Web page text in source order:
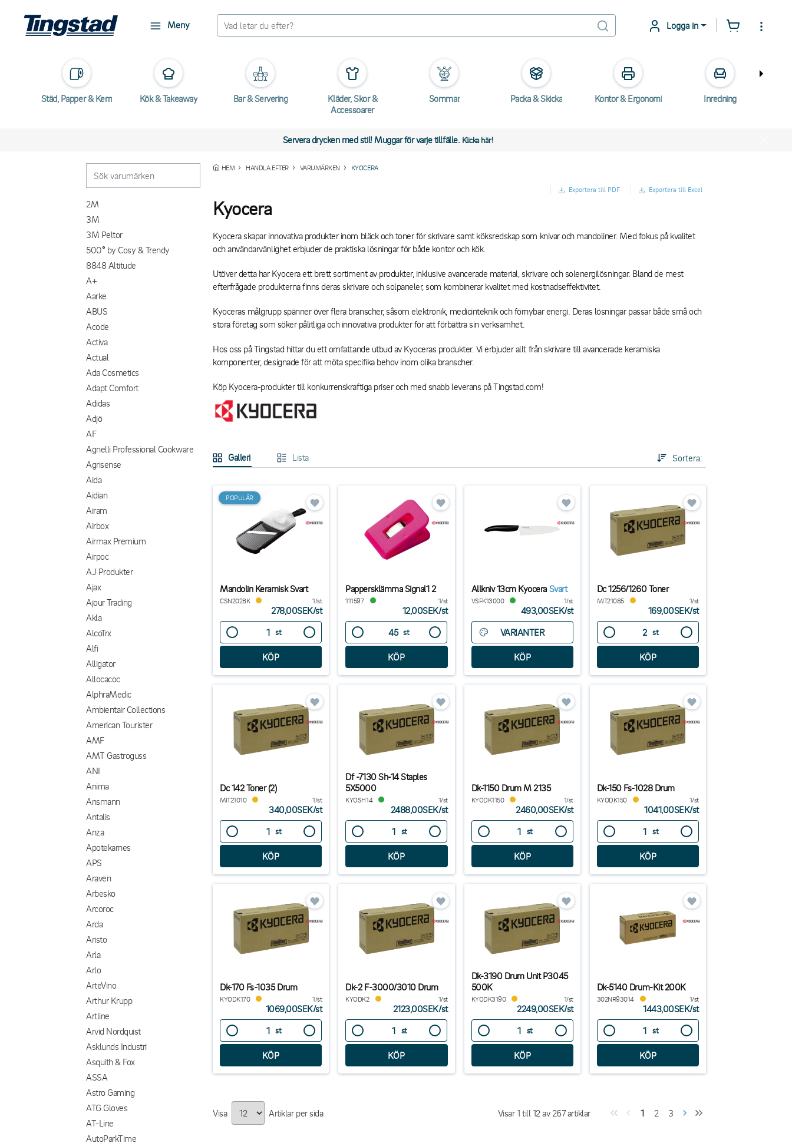
Meny Logga in
Städ, Papper & Kem Kök & Takeaway Bar & Servering
Kläder, Skor &
Accessoarer
Sommar Packa & Skicka Kontor & Ergonomi Inredning
Servera drycken med stil! Muggar för varje tillfälle. Klicka här!
2M
3M
3M Peltor
500° by Cosy & Trendy
8848 Altitude
A+
Aarke
ABUS
Acode
Activa
Actual
Ada Cosmetics
Adapt Comfort
Adidas
Adjö
AF
Agnelli Professional Cookware
Agrisense
Aida
Aidian
Airam
Airbox
Airmax Premium
Airpoc
AJ Produkter
Ajax
Ajour Trading
Akla
AlcoTrx
Alfi
Alligator
Allocacoc
AlphraMedic
Ambientair Collections
American Tourister
AMF
AMT Gastroguss
ANI
Anima
Ansmann
Antalis
Anza
Apotekarnes
APS
Araven
Arbesko
Arcoroc
Arda
Aristo
Arla
Arlo
ArteVino
Arthur Krupp
Artline
Arvid Nordquist
Asklunds Industri
Asquith & Fox
ASSA
Astro Gaming
ATG Gloves
AT-Line
AutoParkTime
HEM HANDLA EFTER VARUMÄRKEN KYOCERA
Exportera till PDF Exportera till Excel
Kyocera
Kyocera skapar innovativa produkter inom bläck och toner för skrivare samt köksredskap som knivar och mandoliner. Med fokus på kvalitet
och användarvänlighet erbjuder de praktiska lösningar för både kontor och kök.
Utöver detta har Kyocera ett brett sortiment av produkter, inklusive avancerade material, skrivare och solenergilösningar. Bland de mest
efterfrågade produkterna finns deras skrivare och solpaneler, som kombinerar kvalitet med kostnadseffektivitet.
Kyoceras målgrupp spänner över flera branscher, såsom elektronik, medicinteknik och förnybar energi. Deras lösningar passar både små och
stora företag som söker pålitliga och innovativa produkter för att förbättra sin verksamhet.
Hos oss på Tingstad hittar du ett omfattande utbud av Kyoceras produkter. Vi erbjuder allt från skrivare till avancerade keramiska
komponenter, designade för att möta specifika behov inom olika branscher.
Köp Kyocera-produkter till konkurrenskraftiga priser och med snabb leverans på Tingstad.com!
Galleri Lista Sortera:
POPULÄR
Mandolin Keramisk Svart
CSN202BK 1/st
278,00SEK/st
st
Pappersklämma Signal1 2
111597 1/st
12,00SEK/st
st
Allkniv 13cm Kyocera Svart
VSFK13000 1/st
493,00SEK/st
VARIANTER
Dc 1256/1260 Toner
MIT21085 1/st
169,00SEK/st
st
Dc 142 Toner (2)
MIT21010 1/st
340,00SEK/st
st
Df -7130 Sh-14 Staples
5X5000
KYOSH14 1/st
2488,00SEK/st
st
Dk-1150 Drum M 2135
KYODK1150 1/st
2460,00SEK/st
st
Dk-150 Fs-1028 Drum
KYODK150 1/st
1041,00SEK/st
st
Dk-170 Fs-1035 Drum
KYODK170 1/st
1069,00SEK/st
st
Dk-2 F-3000/3010 Drum
KYODK2 1/st
2123,00SEK/st
st
Dk-3190 Drum Unit P3045
500K
KYODK3190 1/st
2249,00SEK/st
st
Dk-5140 Drum-Kit 200K
302NR93014 1/st
1443,00SEK/st
st
Visa Artiklar per sida Visar1 till12av 267artiklar 1 2 3